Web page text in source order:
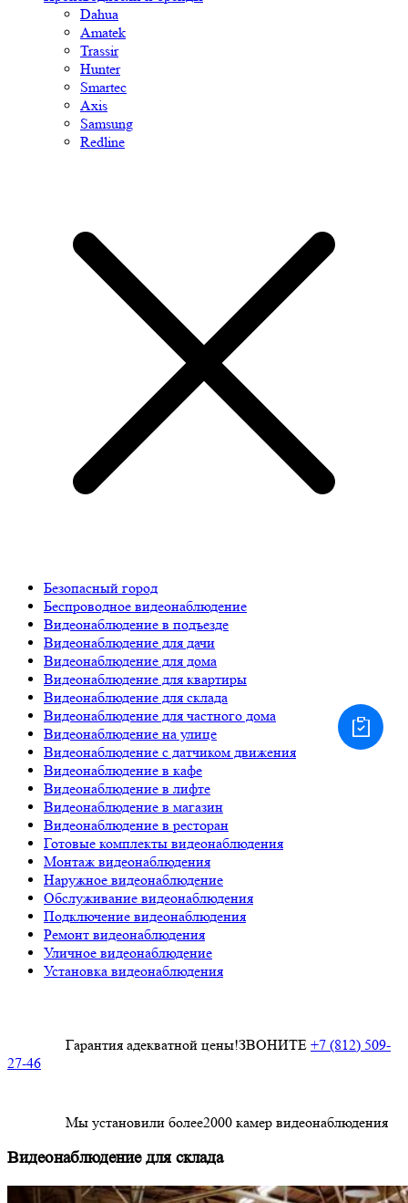
Dahua
Amatek
Trassir
Hunter
Smartec
Axis
Samsung
Redline
Безопасный город
Беспроводное видеонаблюдение
Видеонаблюдение в подъезде
Видеонаблюдение для дачи
Видеонаблюдение для дома
Видеонаблюдение для квартиры
Видеонаблюдение для склада
Видеонаблюдение для частного дома
Видеонаблюдение на улице
Видеонаблюдение с датчиком движения
Видеонаблюдение в кафе
Видеонаблюдение в лифте
Видеонаблюдение в магазин
Видеонаблюдение в ресторан
Готовые комплекты видеонаблюдения
Монтаж видеонаблюдения
Наружное видеонаблюдение
Обслуживание видеонаблюдения
Подключение видеонаблюдения
Ремонт видеонаблюдения
Уличное видеонаблюдение
Установка видеонаблюдения
Гарантия адекватной цены!ЗВОНИТЕ +7 (812) 509-
27-46
Мы установили более2000 камер видеонаблюдения
Видеонаблюдение для склада